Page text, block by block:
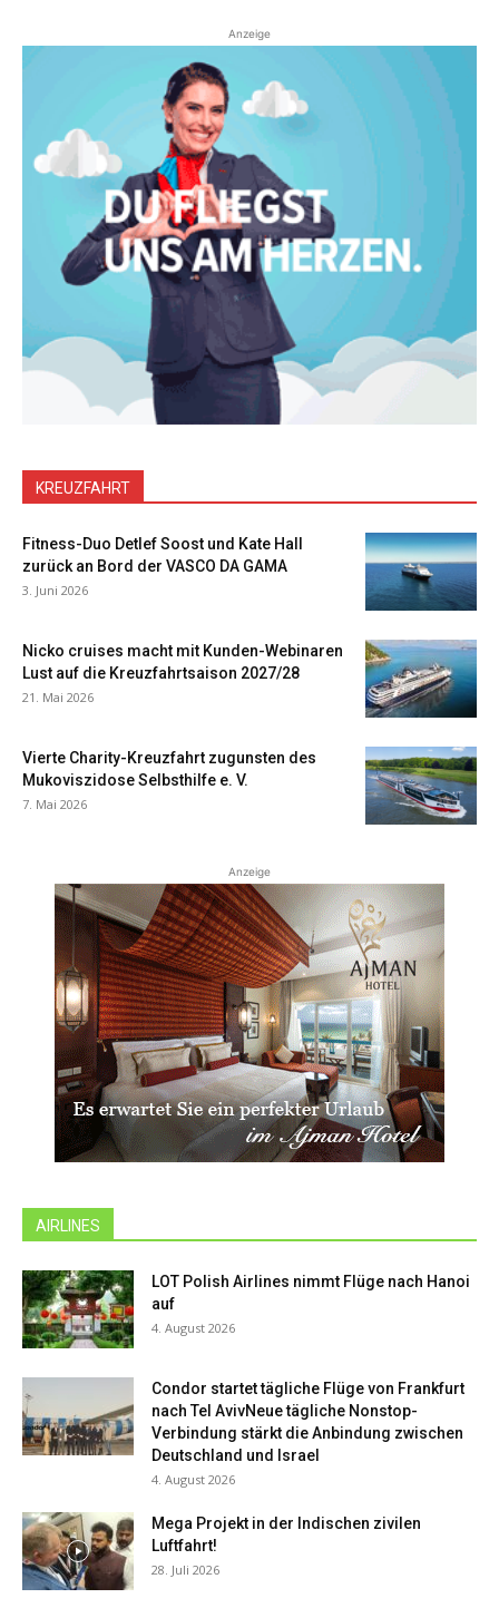
Anzeige
KREUZFAHRT
Fitness-Duo Detlef Soost und Kate Hall
zurück an Bord der VASCO DA GAMA
3. Juni 2026
Nicko cruises macht mit Kunden-Webinaren
Lust auf die Kreuzfahrtsaison 2027/28
21. Mai 2026
Vierte Charity-Kreuzfahrt zugunsten des
Mukoviszidose Selbsthilfe e. V.
7. Mai 2026
Anzeige
AIRLINES
LOT Polish Airlines nimmt Flüge nach Hanoi
auf
4. August 2026
Condor startet tägliche Flüge von Frankfurt
nach Tel AvivNeue tägliche Nonstop-
Verbindung stärkt die Anbindung zwischen
Deutschland und Israel
4. August 2026
Mega Projekt in der Indischen zivilen
Luftfahrt!
28. Juli 2026